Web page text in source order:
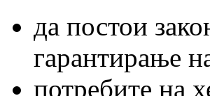
да постои
гарантирање
потребите на